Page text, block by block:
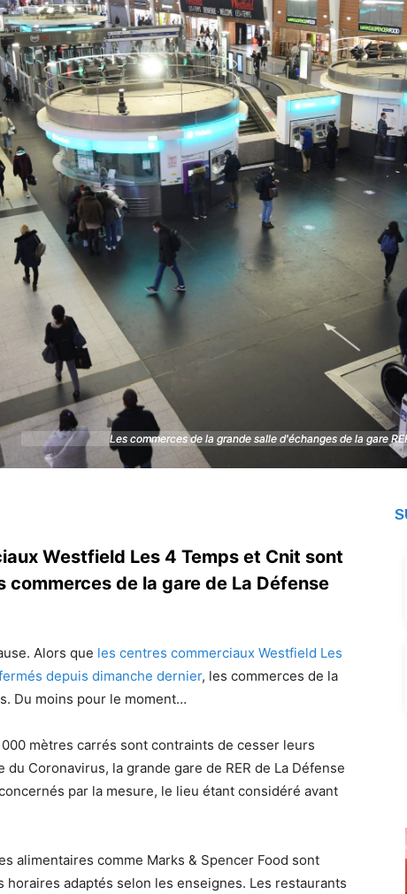
Les commerces de la grande salle d'échanges de la gare
Les commerces de la grande salle d'échanges de la gare
Westfield Les 4 Temps et Cnit sont
de la gare de La Défense
Alors que les centres commerciaux Westfield Les
depuis dimanche dernier, les commerces de la
Du moins pour le moment…
mètres carrés sont contraints de cesser leurs
Coronavirus, la grande gare de RER de La Défense
par la mesure, le lieu étant considéré avant
alimentaires comme Marks & Spencer Food sont
adaptés selon les enseignes. Les restaurants